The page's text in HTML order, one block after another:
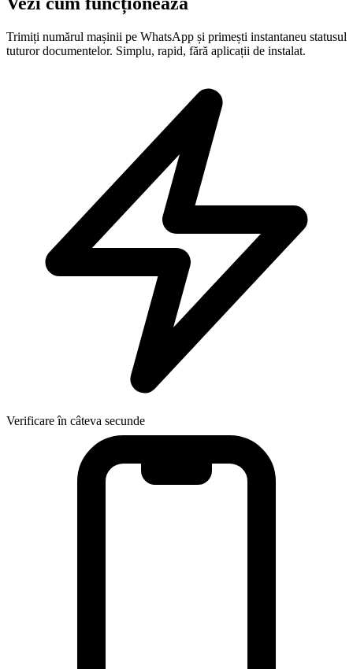
Trimiți numărul mașinii pe WhatsApp și primești instantaneu statusul
tuturor documentelor. Simplu, rapid, fără aplicații de instalat.
Verificare în câteva secunde